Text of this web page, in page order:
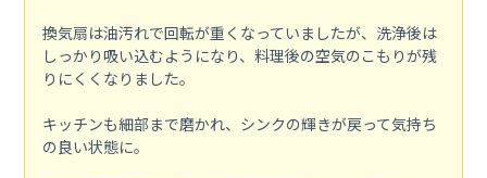
換気扇は油汚れで回転が重くなっていましたが、洗浄後は
しっかり吸い込むようになり、料理後の空気のこもりが残
りにくくなりました。
キッチンも細部まで磨かれ、シンクの輝きが戻って気持ち
の良い状態に。